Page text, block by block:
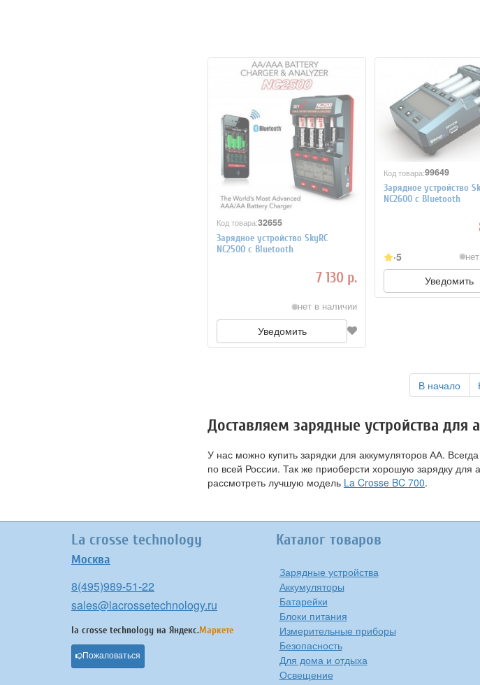
Код товара:32655
Зарядное устройство SkyRC
NC2500 с Bluetooth
7 130 р.
нет в наличии
Уведомить
Код товара:99649
Зарядное устройство
NC2600 с Bluetooth
5
Уведомить
В начало
Доставляем зарядные устройства для
У нас можно купить зарядки для аккумуляторов АА.
по всей России. Так же приоберсти хорошую зарядку
рассмотреть лучшую модель La Crosse BC 700.
La crosse technology
Москва
8(495)989-51-22
sales@lacrossetechnology.ru
la crosse technology на Яндекс.Маркете
Пожаловаться
Каталог товаров
Зарядные устройства
Аккумуляторы
Батарейки
Блоки питания
Измерительные приборы
Безопасность
Для дома и отдыха
Освещение